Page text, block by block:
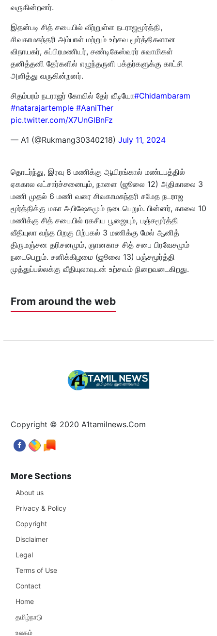
வருகின்றனர்.
இதன்படி சித் சபையில் வீற்றுள்ள நடராஜமூர்த்தி,
சிவகாமசுந்தரி அம்பாள் மற்றும் உற்சவ மூர்த்திகளான
விநாயகர், சுப்பிரமணியர், சண்டிகேஸ்வரர் சுவாமிகள்
தனித்தனி தேர்களில் எழுந்தருளி பக்தர்களுக்கு காட்சி
அளித்து வருகின்றனர்.
சிதம்பரம் நடராஜர் கோவில் தேர் வீடியோ#Chidambaram
#natarajartemple #AaniTher
pic.twitter.com/X7UnGlBnFz
— A1 (@Rukmang30340218) July 11, 2024
தொடர்ந்து, இரவு 8 மணிக்கு ஆயிரங்கால் மண்டபத்தில்
ஏககால லட்சார்ச்சனையும், நாளை (ஜூலை 12) அதிகாலை 3
மணி முதல் 6 மணி வரை சிவகாமசுந்தரி சமேத நடராஜ
மூர்த்திக்கு மகா அபிஷேகமும் நடைபெறும். பின்னர், காலை 10
மணிக்கு சித் சபையில் ரகசிய பூஜையும், பஞ்சமூர்த்தி
வீதியுலா வந்த பிறகு பிற்பகல் 3 மணிக்கு மேல் ஆனித்
திருமஞ்சன தரிசனமும், ஞானகாச சித் சபை பிரவேசமும்
நடைபெறும். சனிக்கிழமை (ஜூலை 13) பஞ்சமூர்த்தி
முத்துப்பல்லக்கு வீதியுலாவுடன் உற்சவம் நிறைவடைகிறது.
From around the web
Copyright © 2020 A1tamilnews.Com
More Sections
About us
Privacy & Policy
Copyright
Disclaimer
Legal
Terms of Use
Contact
Home
தமிழ்நாடு
உலகம்